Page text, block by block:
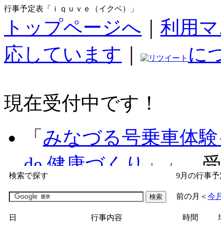
行事予定表「ｉｑｕｖｅ（イクベ）」
トップページへ
利用
応しています
に
現在受付中です！
「 みなづる号乗車体
de 健康づくり」
」 受
「子育て交流広場「
間：2026/07/09～
検索で探す 9月の行事予
前の月 ＜ 今
日 行事内容 時間